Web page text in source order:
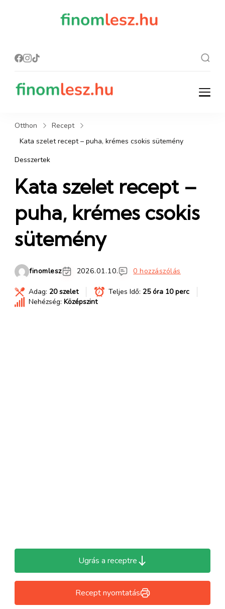
finomlesz.hu
Recept, ami finom lesz.
Otthon
Recept
Kata szelet recept – puha, krémes csokis sütemény
Desszertek
Kata szelet recept –
puha, krémes csokis
sütemény
finomlesz 2026.01.10. 0 hozzászólás
Adag: 20 szelet Teljes Idő: 25 óra 10 perc
Nehézség: Középszint
Ugrás a receptre
Recept nyomtatás